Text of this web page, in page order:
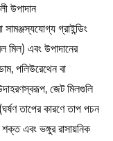
উপাদান
গ্রাইন্ডিং
মিল) এবং উপাদানের
পলিউরেথেন বা
জেট মিলগুলি
তাপের কারণে তাপ পচন
এবং ভঙ্গুর রাসায়নিক